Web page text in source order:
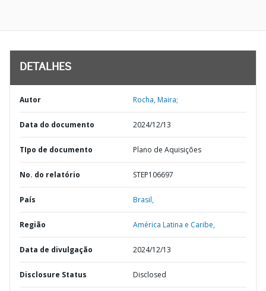
DETALHES
Autor Rocha, Maira;
Data do documento 2024/12/13
TIpo de documento Plano de Aquisições
No. do relatório STEP106697
País Brasil,
Região América Latina e Caribe,
Data de divulgação 2024/12/13
Disclosure Status Disclosed